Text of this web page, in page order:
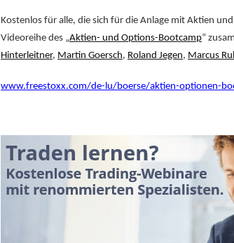
Kostenlos für alle, die sich für die Anlage mit Aktien
Videoreihe des „Aktien- und Options-Bootcamp“
Hinterleitner, Martin Goersch, Roland Jegen, Marcus
www.freestoxx.com/de-lu/boerse/aktien-optionen-